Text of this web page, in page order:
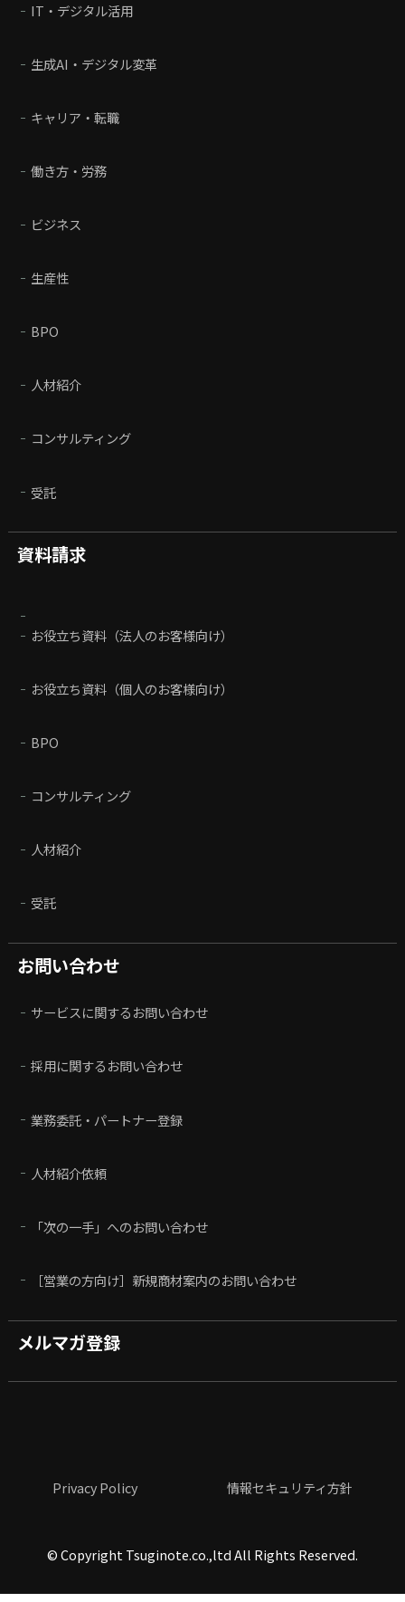
IT・デジタル活用
生成AI・デジタル変革
キャリア・転職
働き方・労務
ビジネス
生産性
BPO
人材紹介
コンサルティング
受託
資料請求
お役立ち資料（法人のお客様向け）
お役立ち資料（個人のお客様向け）
BPO
コンサルティング
人材紹介
受託
お問い合わせ
サービスに関するお問い合わせ
採用に関するお問い合わせ
業務委託・パートナー登録
人材紹介依頼
「次の一手」へのお問い合わせ
［営業の方向け］新規商材案内のお問い合わせ
メルマガ登録
©Copyright Tsuginote.co.,ltd All Rights Reserved.
Privacy Policy 情報セキュリティ方針